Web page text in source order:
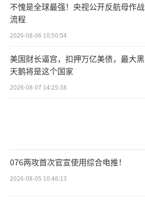
不愧是全球最强！央视公开反航母作战
流程
2026-08-06 10:50:54
美国财长逼宫，扣押万亿美债，最大黑
天鹅将是这个国家
2026-08-07 14:25:38
076两攻首次官宣使用综合电推！
2026-08-05 10:46:13